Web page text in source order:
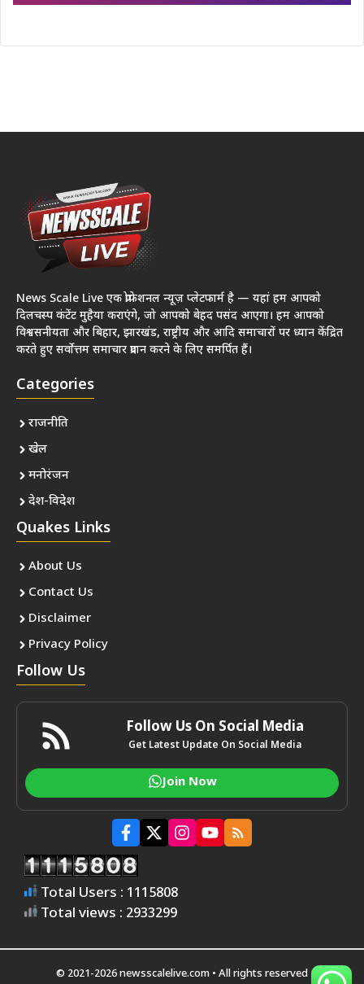
News Scale Live एक प्रोफेशनल न्यूज़ प्लेटफार्म है — यहां हम आपको
दिलचस्प कंटेंट मुहैया कराएंगे, जो आपको बेहद पसंद आएगा। हम आपको
विश्वसनीयता और बिहार, झारखंड, राष्ट्रीय और आदि समाचारों पर ध्यान केंद्रित
करते हुए सर्वोत्तम समाचार प्रदान करने के लिए समर्पित हैं।
Categories
राजनीति
खेल
मनोरंजन
देश-विदेश
Quakes Links
About Us
Contact Us
Disclaimer
Privacy Policy
Follow Us
Follow Us On Social Media
Get Latest Update On Social Media
Join Now
Total Users : 1115808
Total views : 2933299
© 2021-2026 newsscalelive.com • All rights reserved